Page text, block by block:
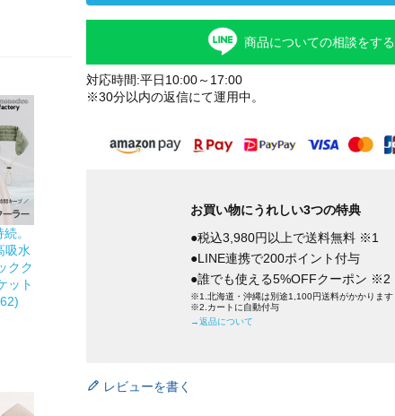
。
吸水
クク
ット
商品についての相談をする
対応時間:平日10:00～17:00
※30分以内の返信にて運用中。
お買い物にうれしい3つの特典
●税込3,980円以上で送料無料 ※1
●LINE連携で200ポイント付与
●誰でも使える5%OFFクーポン ※2
※1.北海道・沖縄は別途1,100円送料がかかります
※2.カートに自動付与
→返品について
レビューを書く